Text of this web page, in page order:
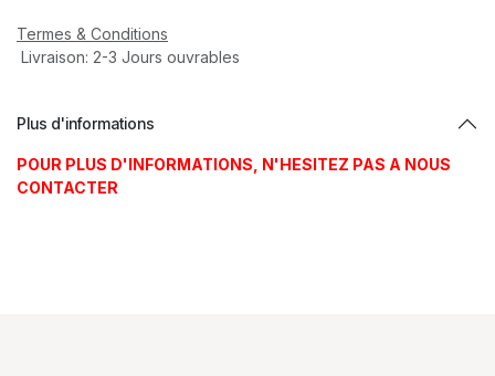
Termes & Conditions
Livraison: 2-3 Jours ouvrables
Plus d'informations
POUR PLUS D'INFORMATIONS, N'HESITEZ PAS A NOUS
CONTACTER